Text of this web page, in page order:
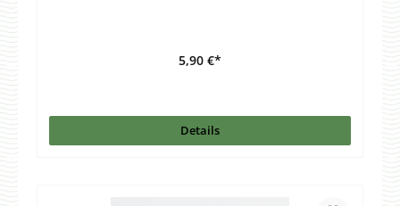
5,90 €*
Details